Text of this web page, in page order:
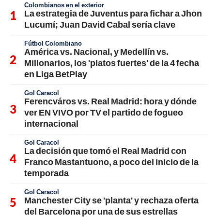
Colombianos en el exterior
La estrategia de Juventus para fichar a Jhon
Lucumí; Juan David Cabal sería clave
Fútbol Colombiano
América vs. Nacional, y Medellín vs.
Millonarios, los 'platos fuertes' de la 4 fecha
en Liga BetPlay
Gol Caracol
Ferencváros vs. Real Madrid: hora y dónde
ver EN VIVO por TV el partido de fogueo
internacional
Gol Caracol
La decisión que tomó el Real Madrid con
Franco Mastantuono, a poco del inicio de la
temporada
Gol Caracol
Manchester City se 'planta' y rechaza oferta
del Barcelona por una de sus estrellas